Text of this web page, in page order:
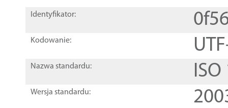
Identyfikator:
Kodowanie:
Nazwa standardu:
Wersja standardu: